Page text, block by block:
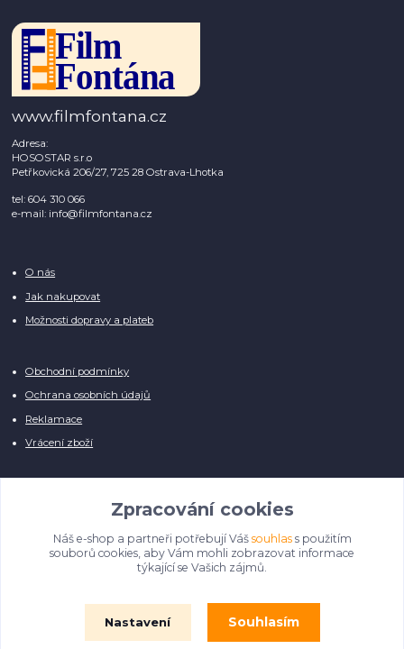
www.filmfontana.cz
Adresa:
HOSOSTAR s.r.o
Petřkovická 206/27, 725 28 Ostrava-Lhotka
tel: 604 310 066
e-mail: info@filmfontana.cz
O nás
Jak nakupovat
Možnosti dopravy a plateb
Obchodní podmínky
Ochrana osobních údajů
Reklamace
Vrácení zboží
Manuálně pro Vás kontrolujeme každý produkt, přesto se může stát, že u
několika z nich je vyobrazen pouze obrázek informativního charakteru.
Omlouváme se, na úpravě databáze pilně pracujeme.
Zpracování cookies
Náš e-shop a partneři potřebují Váš souhlass použitím
souborů cookies, aby Vám mohli zobrazovat informace
týkající se Vašich zájmů.
Nastavení Souhlasím